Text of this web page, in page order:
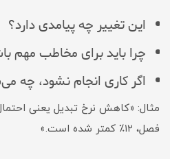
این تغییر چه پیامدی دارد؟
چرا باید برای مخاطب مهم
اگر کاری انجام نشود، چه
مثال: «کاهش نرخ تبدیل یعنی
فصل، ۱۲٪ کمتر شده است.»